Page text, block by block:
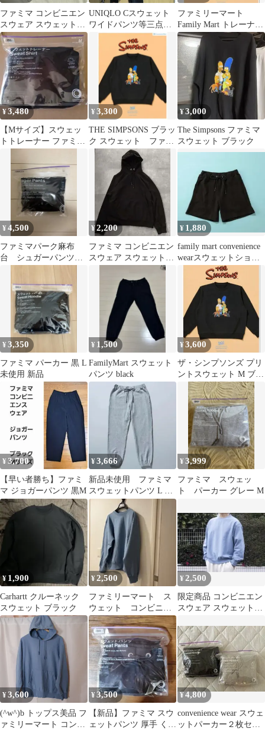
ファミマ コンビニエン
スウェア スウェットパ
ーカー 黒L
UNIQLO Cスウェット
ワイドパンツ等三点セ
ット
ファミリーマート
Family Mart トレーナ
ー シンプソンズ
¥3,480
【Mサイズ】スウェッ
トトレーナー ファミマ
¥3,300
THE SIMPSONS ブラッ
ク スウェット ファミ
リーマート限定
¥3,000
The Simpsons ファミマ
スウェット ブラック
¥4,500
ファミマパーク麻布
台 シュガーパンツ
¥2,200
ファミマ コンビニエン
スウェア スウェットパ
ーカー 黒 Mサイズ 男
¥ 1,880
family mart convenience
wearスウェットショー
トパンツ
¥3,350
ファミマ パーカー 黒 L
未使用 新品
¥ 1,500
FamilyMart スウェット
パンツ black
¥3,600
ザ・シンプソンズ プリ
ントスウェット M ブラ
ック
¥ 3,700
【早い者勝ち】ファミ
マ ジョガーパンツ 黒M
¥3,666
新品未使用 ファミマ
スウェットパンツ L グ
レーミックス コンビニ
エンスウェア
¥3,999
ファミマ スウェッ
ト パーカー グレー M
¥ 1,900
Carhartt クルーネック
スウェット ブラック
¥2,500
ファミリーマート ス
ウェット コンビニエ
ンスウェア M はいあ
お
¥ 2,500
限定商品 コンビニエン
スウェア スウェットト
¥3,600
(^w^)b トップス美品 フ
ァミリーマート コンビ
¥3,500
【新品】ファミマ スウ
ェットパンツ 厚手 くろ
¥4,800
convenience wear スウェ
ットパーカー２枚セッ